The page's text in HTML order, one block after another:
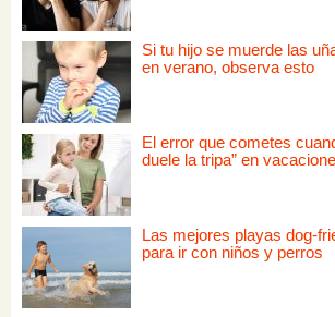
Si tu hijo se muerde las
en verano, observa esto
El error que cometes
duele la tripa” en
Las mejores playas dog-
para ir con niños y perros